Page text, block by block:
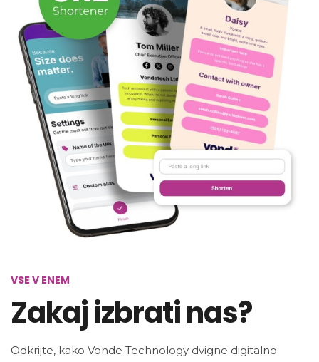
VSE V ENEM
Zakaj izbrati nas?
Odkrijte, kako Vonde Technology dvigne digitalno